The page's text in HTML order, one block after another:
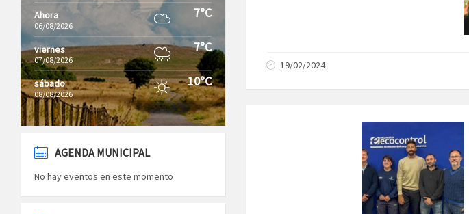
19/02/2024
Ahora
06/08/2026
7°C
viernes
07/08/2026
7°C
sábado
08/08/2026
10°C
AGENDA MUNICIPAL
No hay eventos en este momento